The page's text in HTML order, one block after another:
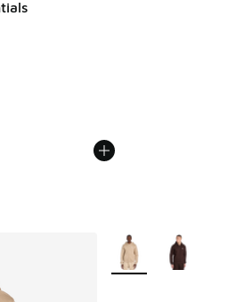
Weitere Farben